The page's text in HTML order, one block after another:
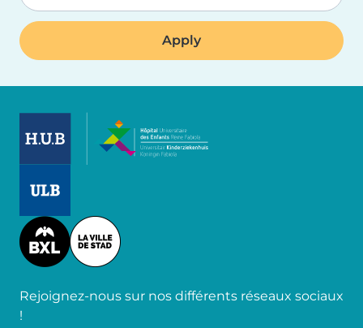
Image
Rejoignez-nous sur nos différents réseaux sociaux
!